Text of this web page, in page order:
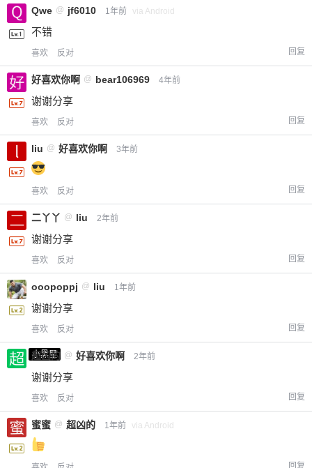
Qwe @ jf6010 1年前 via Android
不错
喜欢 反对 回复
好喜欢你啊 @ bear106969 4年前
谢谢分享
喜欢 反对 回复
liu @ 好喜欢你啊 3年前
喜欢 反对 回复
二丫丫 @ liu 2年前
谢谢分享
喜欢 反对 回复
ooopoppj @ liu 1年前
谢谢分享
喜欢 反对 回复
小黑屋
超凶的 @ 好喜欢你啊 2年前
谢谢分享
喜欢 反对 回复
蜜蜜 @ 超凶的 1年前 via Android
回复